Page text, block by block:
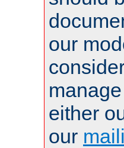
our
either
our